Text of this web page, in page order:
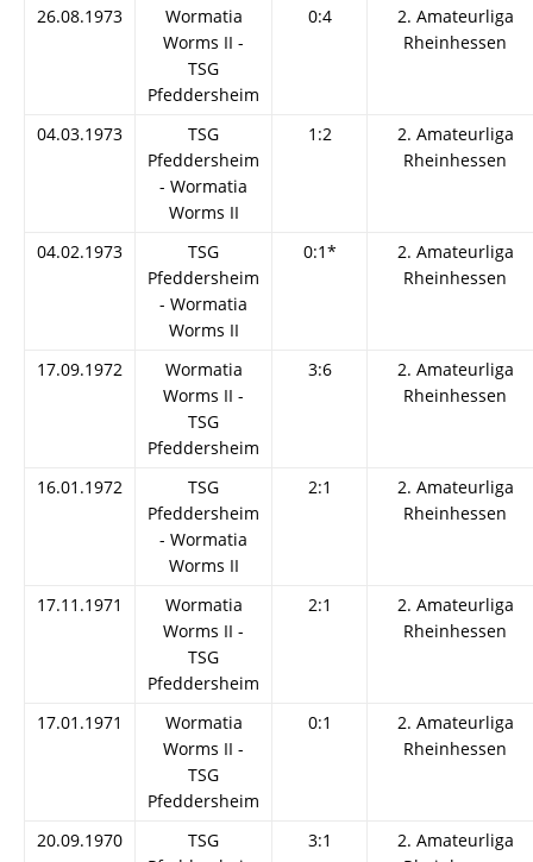
26.08.1973
Wormatia
Worms II -
TSG
Pfeddersheim
0:4
2. Amateurliga
Rheinhessen
04.03.1973
TSG
Pfeddersheim
- Wormatia
Worms II
1:2
2. Amateurliga
Rheinhessen
04.02.1973
TSG
Pfeddersheim
- Wormatia
Worms II
0:1*
2. Amateurliga
Rheinhessen
17.09.1972
Wormatia
Worms II -
TSG
Pfeddersheim
3:6
2. Amateurliga
Rheinhessen
16.01.1972
TSG
Pfeddersheim
- Wormatia
Worms II
2:1
2. Amateurliga
Rheinhessen
17.11.1971
Wormatia
Worms II -
TSG
Pfeddersheim
2:1
2. Amateurliga
Rheinhessen
17.01.1971
Wormatia
Worms II -
TSG
Pfeddersheim
0:1
2. Amateurliga
Rheinhessen
20.09.1970
TSG
3:1
2. Amateurliga